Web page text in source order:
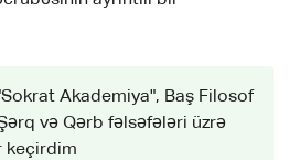
Akademiya", Baş Filosof
və Qərb fəlsəfələri üzrə
keçirdim